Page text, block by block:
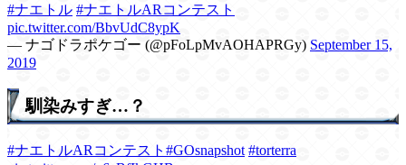
#ナエトル #ナエトルARコンテスト
pic.twitter.com/BbvUdC8ypK
— ナゴドラポケゴー (@pFoLpMvAOHAPRGy) September 15,
2019
馴染みすぎ…？
#ナエトルARコンテスト #GOsnapshot #torterra